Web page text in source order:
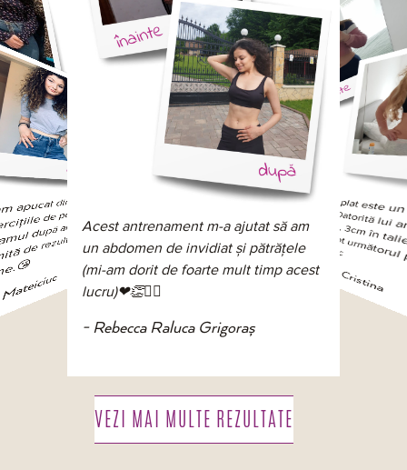
din luna
pe youtube
l14
și
Acest antrenament m-a ajutat să am
un abdomen de invidiat și pătrățele
(mi-am dorit de foarte mult timp acest
lucru)❤👏🏋️‍♀️
- Rebecca Raluca Grigoraș
Abdomen plat
minunat. Datorită
într-o luna, 3cm în talie si 4
Abia
esc
- Cibotari Cristina
VEZI MAI MULTE REZULTATE